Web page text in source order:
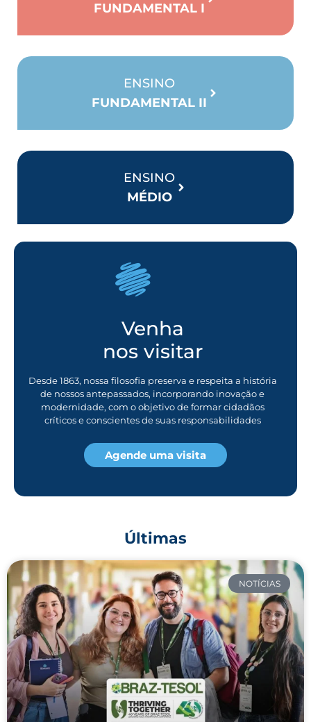
FUNDAMENTAL I
ENSINO
FUNDAMENTAL II
ENSINO
MÉDIO
Venha
nos visitar
Desde 1863, nossa filosofia preserva e respeita a história
de nossos antepassados, incorporando inovação e
modernidade, com o objetivo de formar cidadãos
críticos e conscientes de suas responsabilidades
Agende uma visita
Últimas
NOTÍCIAS